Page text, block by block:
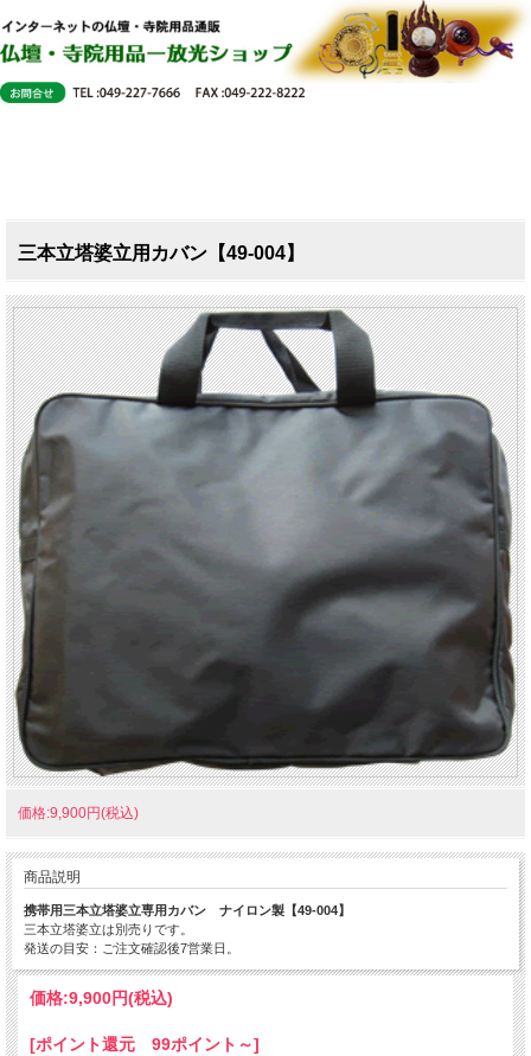
三本立塔婆立用カバン【49-004】
価格:9,900円(税込)
商品説明
携帯用三本立塔婆立専用カバン ナイロン製【49-004】
三本立塔婆立は別売りです。
発送の目安：ご注文確認後7営業日。
価格:9,900円(税込)
[ポイント還元 99ポイント～]